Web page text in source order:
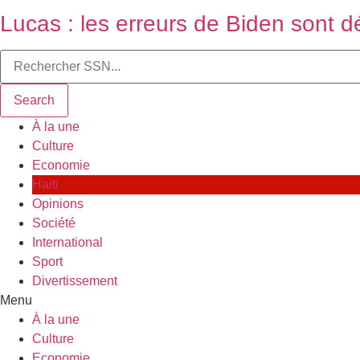
Lucas : les erreurs de Biden sont
Search
À la une
Culture
Economie
Haiti
Opinions
Société
International
Sport
Divertissement
Menu
À la une
Culture